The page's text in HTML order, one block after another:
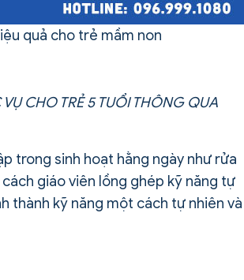
quả cho trẻ mầm non
CHO TRẺ 5 TUỔI THÔNG QUA
trong sinh hoạt hằng ngày như rửa
giáo viên lồng ghép kỹ năng tự
thành kỹ năng một cách tự nhiên và